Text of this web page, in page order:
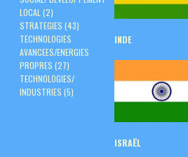
LOCAL (2)
STRATEGIES (43)
TECHNOLOGIES
AVANCEES/ENERGIES
PROPRES (27)
TECHNOLOGIES/
INDUSTRIES (5)
INDE
ISRAËL